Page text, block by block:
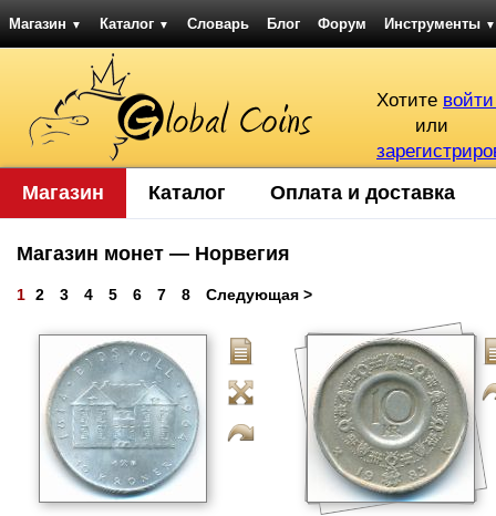
Магазин ▼ Каталог ▼ Словарь Блог Форум Инструменты ▼
Хотите
или
Магазин Каталог Оплата и доставка
Магазин монет — Норвегия
1 2 3 4 5 6 7 8 Следующая >